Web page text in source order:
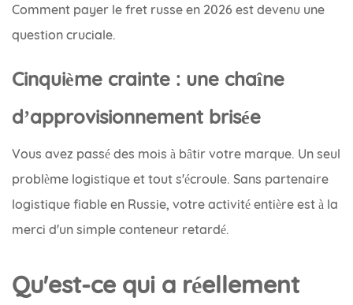
Comment payer le fret russe en 2026 est devenu une
question cruciale.
Cinquième crainte : une chaîne
d’approvisionnement brisée
Vous avez passé des mois à bâtir votre marque. Un seul
problème logistique et tout s'écroule. Sans partenaire
logistique fiable en Russie, votre activité entière est à la
merci d'un simple conteneur retardé.
Qu'est-ce qui a réellement